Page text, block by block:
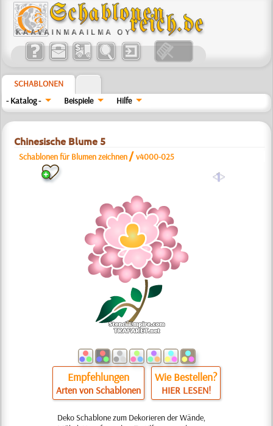
SCHABLONEN
- Katalog -
Beispiele Hilfe
Chinesische Blume 5
Schablonen für Blumen zeichnen /v4000-025
a
Empfehlungen
Arten von Schablonen
Wie Bestellen?
HIER LESEN!
Deko Schablone zum Dekorieren der Wände,